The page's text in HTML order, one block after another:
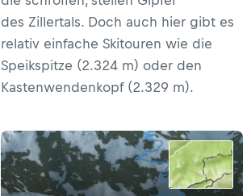
des Zillertals. Doch auch hier gibt es
relativ einfache Skitouren wie die
Speikspitze (2.324 m) oder den
Kastenwendenkopf (2.329 m).